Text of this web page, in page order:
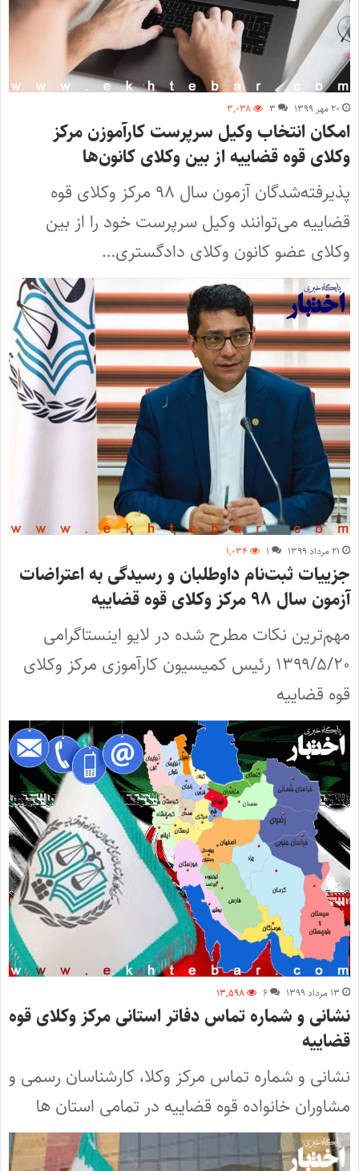
۲۰ مهر ۱۳۹۹ ۳ ۳,۰۳۸
امکان انتخاب وکیل سرپرست کارآموزن مرکز
وکلای قوه قضاییه از بین وکلای کانون‌ها
پذیرفته‌شدگان آزمون سال ۹۸ مرکز وکلای قوه
قضاییه می‌توانند وکیل سرپرست خود را از بین
وکلای عضو کانون‌ وکلای دادگستری…
۲۱ مرداد ۱۳۹۹ ۱ ۱,۰۳۴
جزییات ثبت‌نام داوطلبان و رسیدگی به اعتراضات
آزمون سال ۹۸ مرکز وکلای قوه قضاییه
مهم‌ترین نکات مطرح شده در لایو اینستاگرامی
۱۳۹۹/۵/۲۰ رئیس کمیسیون کارآموزی مرکز وکلای
قوه قضاییه
۱۳ مرداد ۱۳۹۹ ۶ ۱۳,۵۹۸
نشانی و شماره تماس دفاتر استانی مرکز وکلای قوه
قضاییه
نشانی و شماره تماس مرکز وکلا، کارشناسان رسمی و
مشاوران خانواده قوه قضاییه در تمامی استان ها